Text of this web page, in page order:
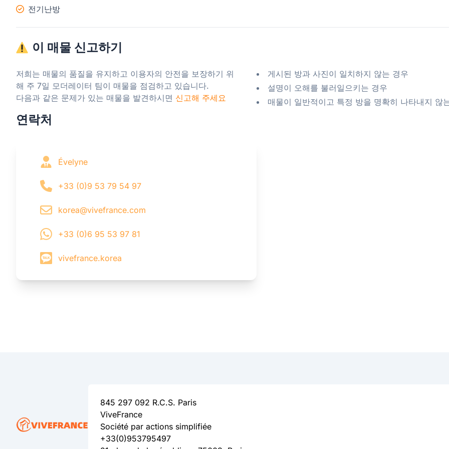
전기난방
이 매물 신고하기
저희는 매물의 품질을 유지하고 이용자의 안전을 보장하기 위
해 주 7일 모더레이터 팀이 매물을 점검하고 있습니다.
다음과 같은 문제가 있는 매물을 발견하시면 신고해 주세요
게시된 방과 사진이 일치하지 않는 경우
설명이 오해를 불러일으키는 경우
매물이 일반적이고 특정 방을 명확히 나타내지 않
연락처
Évelyne
+33 (0)9 53 79 54 97
korea@vivefrance.com
+33 (0)6 95 53 97 81
vivefrance.korea
845 297 092 R.C.S. Paris
ViveFrance
Société par actions simplifiée
+33(0)953795497